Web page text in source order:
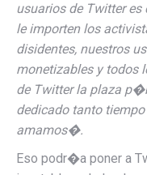
usuarios de Twitter
le importen los
disidentes, nuestros
monetizables y todos
de Twitter la plaza
dedicado tanto
amamos�.
Eso podr�a poner a